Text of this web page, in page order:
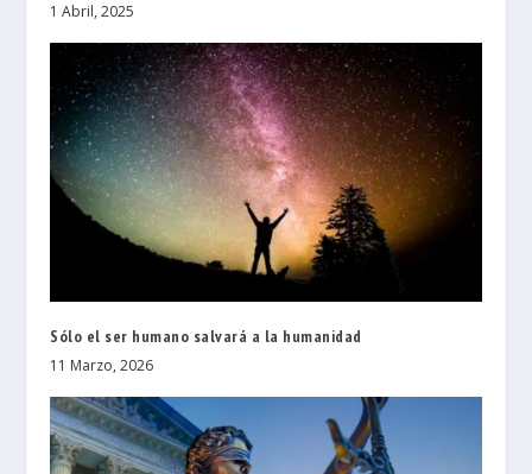
1 Abril, 2025
Sólo el ser humano salvará a la humanidad
11 Marzo, 2026